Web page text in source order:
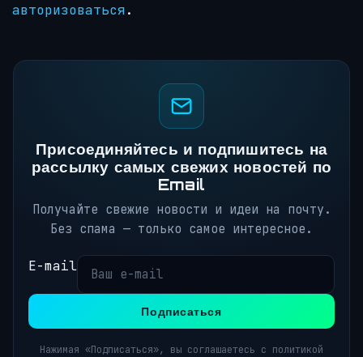
авторизоваться.
Присоединяйтесь и подпишитесь на
рассылку самых свежих новостей по
Email
Получайте свежие новости и идеи на почту.
Без спама — только самое интересное.
E-mail
Подписаться
Нажимая «Подписаться», вы соглашаетесь с политикой